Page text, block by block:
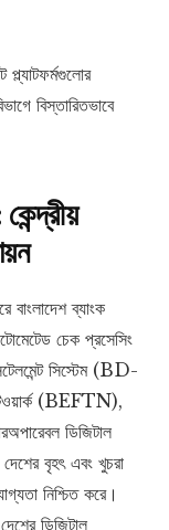
প্ল্যাটফর্মগুলোর
বিস্তারিতভাবে
বাংলাদেশ ব্যাংক
চেক প্রসেসিং
সিস্টেম (BD-
(BEFTN),
ডিজিটাল
বৃহৎ এবং খুচরা
নিশ্চিত করে।
ডিজিটাল